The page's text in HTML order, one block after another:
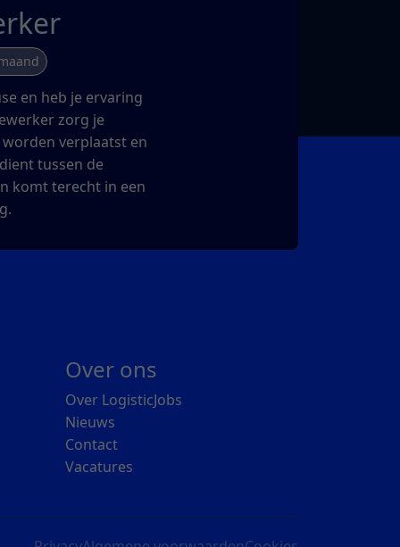
en heb je ervaring
zorg je
verplaatst en
tussen de
komt terecht in een
Over ons
Over LogisticJobs
Nieuws
Contact
Vacatures